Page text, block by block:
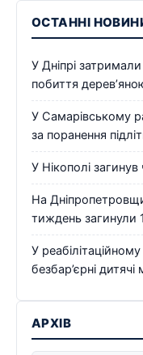
ОСТАННІ
У Дніпрі
побиття
У Самарівському
за поранення
У Нікополі
На
тиждень загинули
У
безбар’єрні
АРХІВ